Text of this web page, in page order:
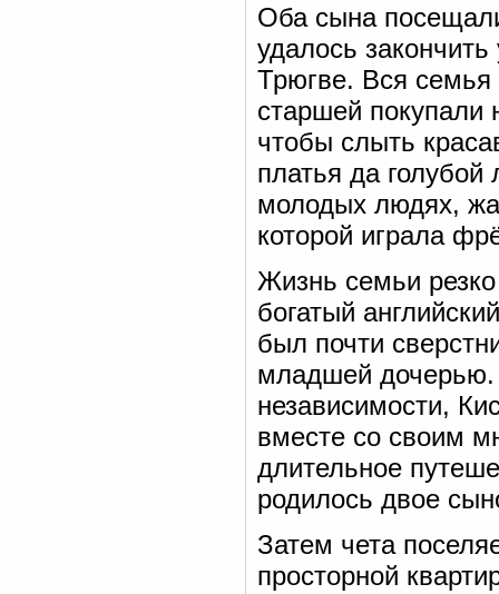
Оба сына
удалось
Трюгве. Вся
старшей покупали
чтобы слыть
платья да
молодых людях,
которой играла
Жизнь семьи
богатый
был почти
младшей
независимости,
вместе со своим
длительное
родилось двое
Затем чета
просторной